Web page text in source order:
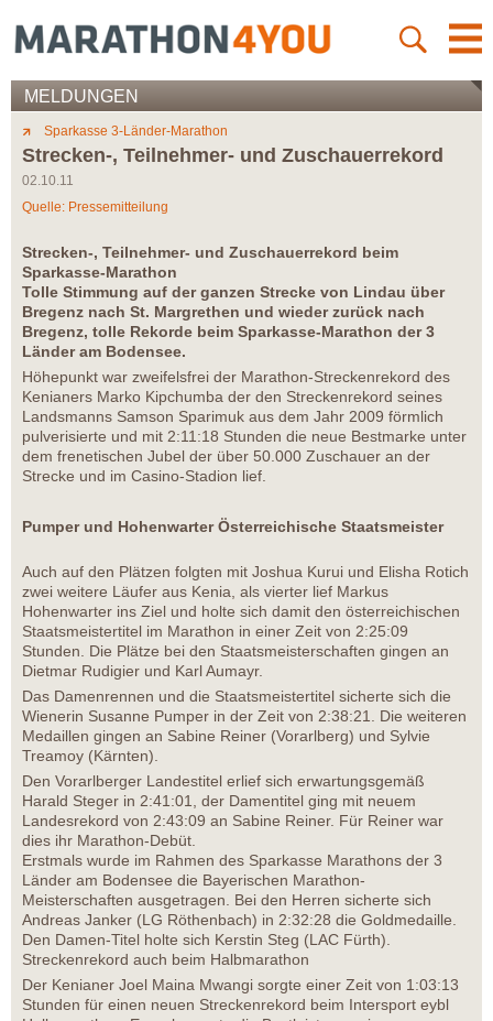
MELDUNGEN
Sparkasse 3-Länder-Marathon
Strecken-, Teilnehmer- und Zuschauerrekord
02.10.11
Quelle: Pressemitteilung
Strecken-, Teilnehmer- und Zuschauerrekord beim
Sparkasse-Marathon
Tolle Stimmung auf der ganzen Strecke von Lindau über
Bregenz nach St. Margrethen und wieder zurück nach
Bregenz, tolle Rekorde beim Sparkasse-Marathon der 3
Länder am Bodensee.
Höhepunkt war zweifelsfrei der Marathon-Streckenrekord des
Kenianers Marko Kipchumba der den Streckenrekord seines
Landsmanns Samson Sparimuk aus dem Jahr 2009 förmlich
pulverisierte und mit 2:11:18 Stunden die neue Bestmarke unter
dem frenetischen Jubel der über 50.000 Zuschauer an der
Strecke und im Casino-Stadion lief.
Pumper und Hohenwarter Österreichische Staatsmeister
Auch auf den Plätzen folgten mit Joshua Kurui und Elisha Rotich
zwei weitere Läufer aus Kenia, als vierter lief Markus
Hohenwarter ins Ziel und holte sich damit den österreichischen
Staatsmeistertitel im Marathon in einer Zeit von 2:25:09
Stunden. Die Plätze bei den Staatsmeisterschaften gingen an
Dietmar Rudigier und Karl Aumayr.
Das Damenrennen und die Staatsmeistertitel sicherte sich die
Wienerin Susanne Pumper in der Zeit von 2:38:21. Die weiteren
Medaillen gingen an Sabine Reiner (Vorarlberg) und Sylvie
Treamoy (Kärnten).
Den Vorarlberger Landestitel erlief sich erwartungsgemäß
Harald Steger in 2:41:01, der Damentitel ging mit neuem
Landesrekord von 2:43:09 an Sabine Reiner. Für Reiner war
dies ihr Marathon-Debüt.
Erstmals wurde im Rahmen des Sparkasse Marathons der 3
Länder am Bodensee die Bayerischen Marathon-
Meisterschaften ausgetragen. Bei den Herren sicherte sich
Andreas Janker (LG Röthenbach) in 2:32:28 die Goldmedaille.
Den Damen-Titel holte sich Kerstin Steg (LAC Fürth).
Streckenrekord auch beim Halbmarathon
Der Kenianer Joel Maina Mwangi sorgte einer Zeit von 1:03:13
Stunden für einen neuen Streckenrekord beim Intersport eybl